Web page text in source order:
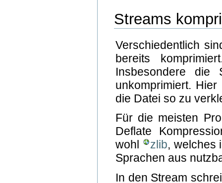
Streams
Verschiedentlich
bereits
Insbesondere die
unkomprimiert.
die Datei so zu
Für die meisten
Deflate
wohl
zlib, welches
Sprachen aus
In den Stream